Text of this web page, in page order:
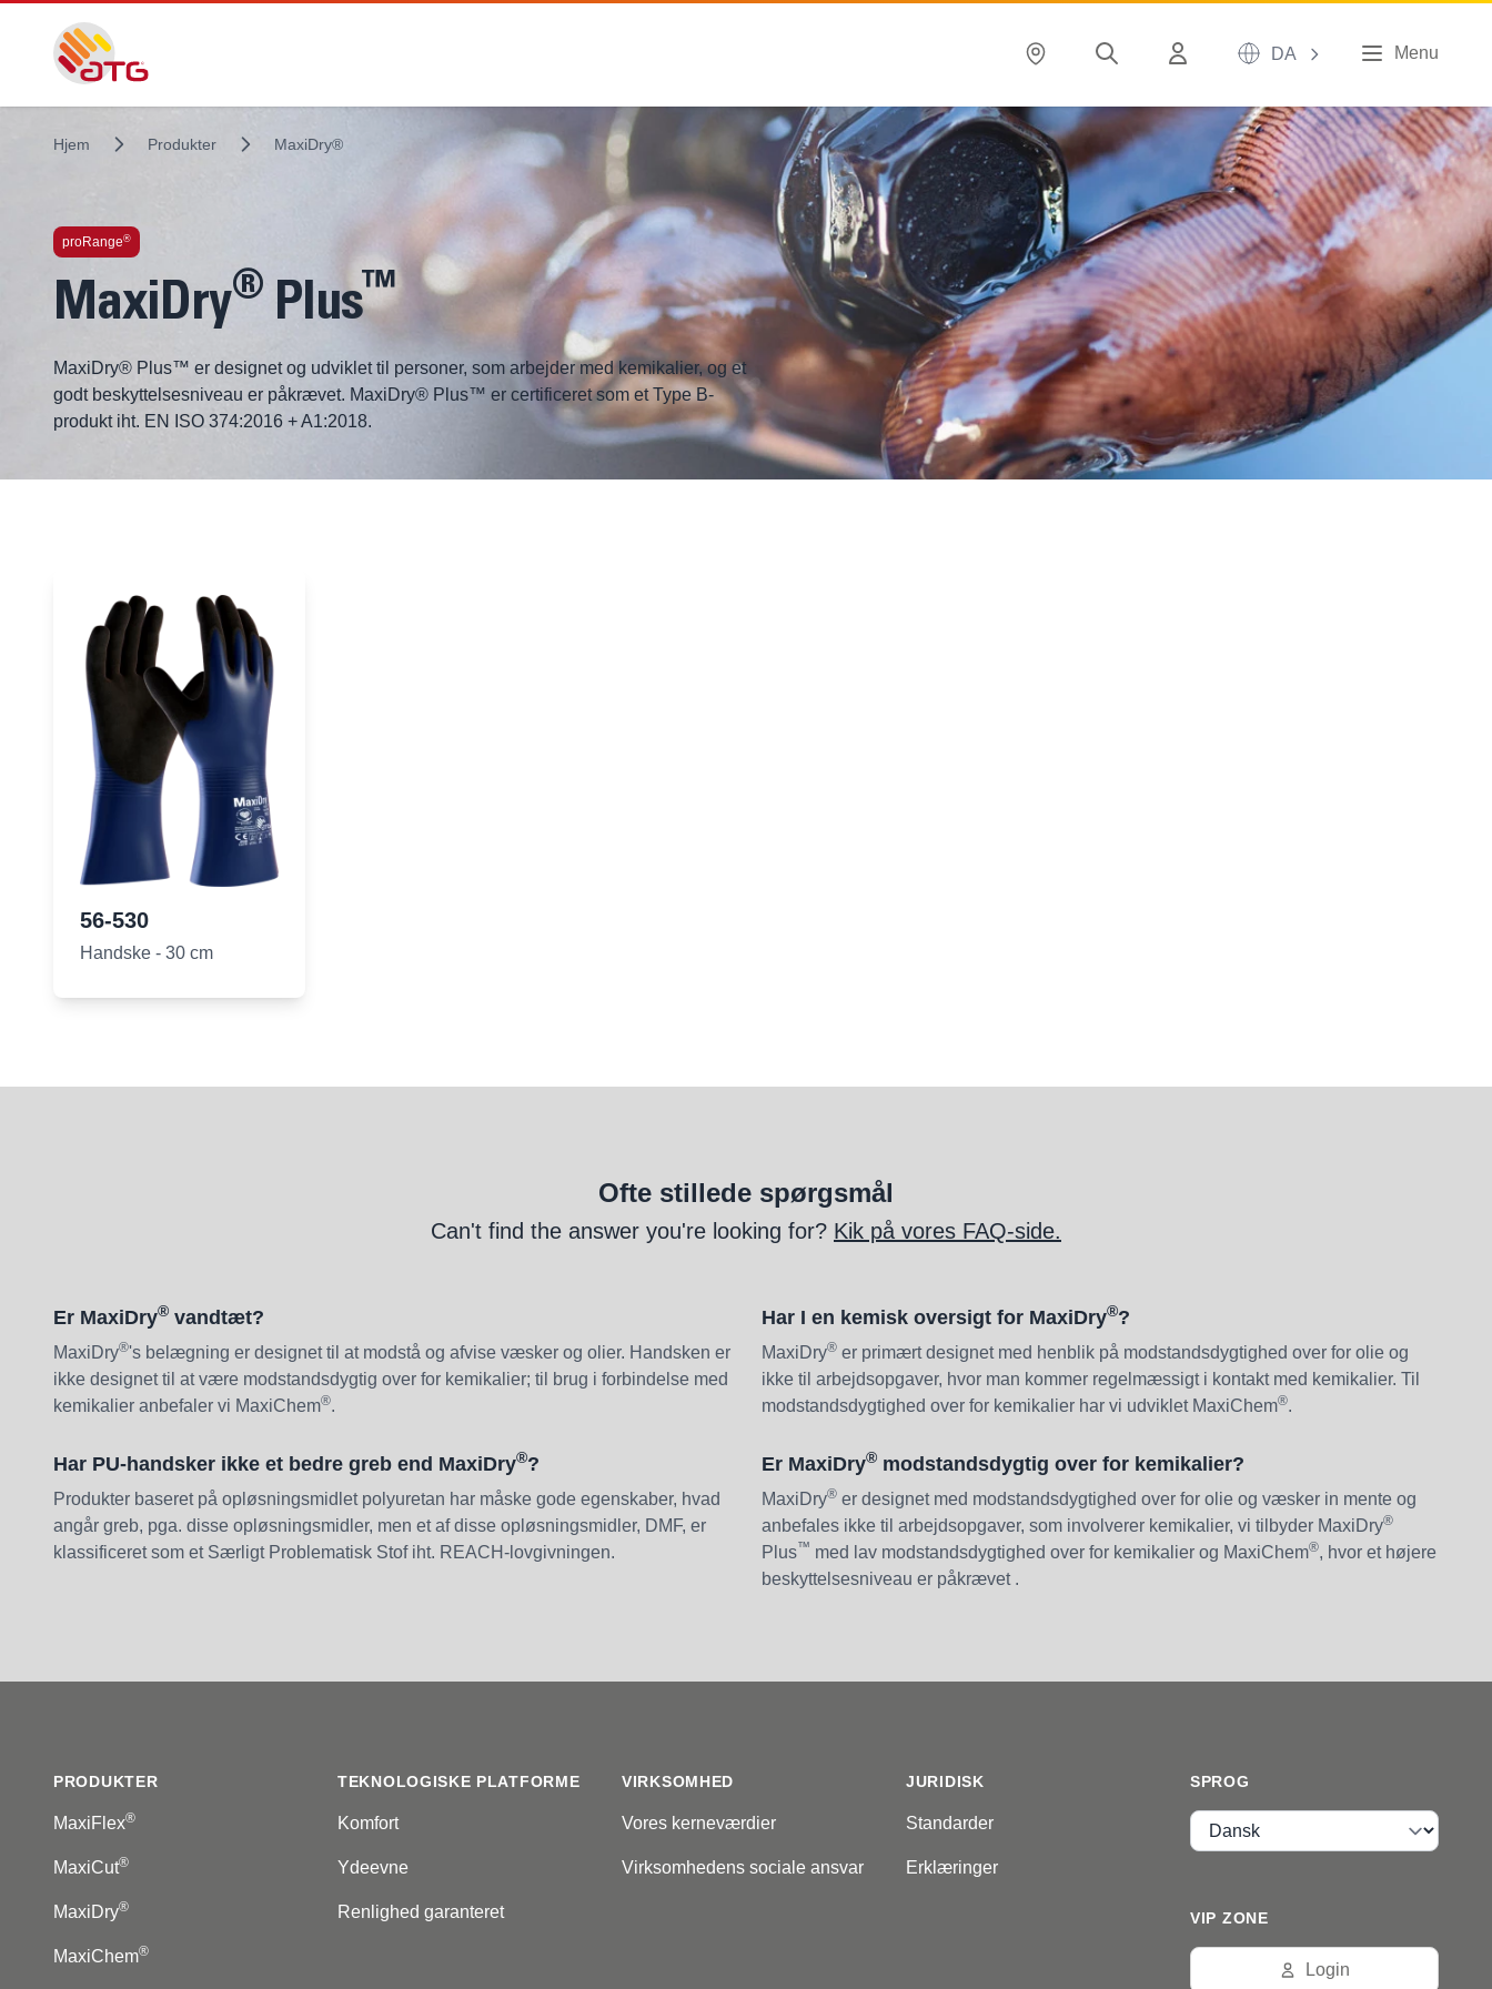
DA Menu
Hjem Produkter MaxiDry®
proRange®
MaxiDry® Plus™
MaxiDry® Plus™ er designet og udviklet til personer, som arbejder med kemikalier, og et
godt beskyttelsesniveau er påkrævet. MaxiDry® Plus™ er certificeret som et Type B-
produkt iht. EN ISO 374:2016 + A1:2018.
56-530
Handske - 30 cm
Ofte stillede spørgsmål
Can't find the answer you're looking for? Kik på vores FAQ-side.
Er MaxiDry® vandtæt?
MaxiDry®'s belægning er designet til at modstå og afvise væsker og olier. Handsken er
ikke designet til at være modstandsdygtig over for kemikalier; til brug i forbindelse med
kemikalier anbefaler vi MaxiChem®.
Har I en kemisk oversigt for MaxiDry®?
MaxiDry® er primært designet med henblik på modstandsdygtighed over for olie og
ikke til arbejdsopgaver, hvor man kommer regelmæssigt i kontakt med kemikalier. Til
modstandsdygtighed over for kemikalier har vi udviklet MaxiChem®.
Har PU-handsker ikke et bedre greb end MaxiDry®?
Produkter baseret på opløsningsmidlet polyuretan har måske gode egenskaber, hvad
angår greb, pga. disse opløsningsmidler, men et af disse opløsningsmidler, DMF, er
klassificeret som et Særligt Problematisk Stof iht. REACH-lovgivningen.
Er MaxiDry® modstandsdygtig over for kemikalier?
MaxiDry® er designet med modstandsdygtighed over for olie og væsker in mente og
anbefales ikke til arbejdsopgaver, som involverer kemikalier, vi tilbyder MaxiDry®
Plus™ med lav modstandsdygtighed over for kemikalier og MaxiChem®, hvor et højere
beskyttelsesniveau er påkrævet .
PRODUKTER
MaxiFlex®
MaxiCut®
MaxiDry®
MaxiChem®
TEKNOLOGISKE PLATFORME
Komfort
Ydeevne
Renlighed garanteret
VIRKSOMHED
Vores kerneværdier
Virksomhedens sociale ansvar
JURIDISK
Standarder
Erklæringer
SPROG
Sprog
VIP ZONE
Login